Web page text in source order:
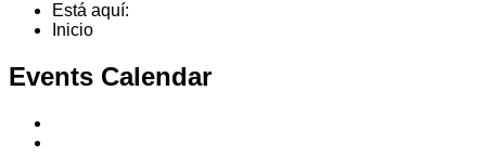
Está aquí:
Inicio
Events Calendar